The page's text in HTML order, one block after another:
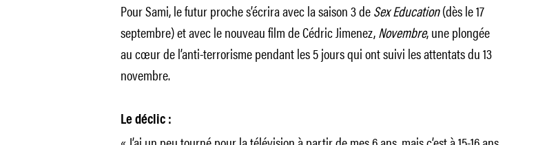
Pour Sami, le futur proche s’écrira avec la saison 3 deSex Education(dès le 17
septembre) et avec le nouveau film de Cédric Jimenez,Novembre, une plongée
au cœur de l’anti-terrorisme pendant les 5 jours qui ont suivi les attentats du 13
novembre.
Le déclic :